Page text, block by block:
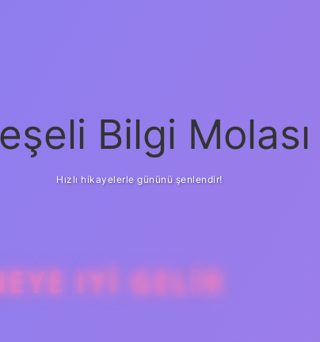
Bilgi Molası
Hızlı hikayelerle gününü şenlendir!
IYI GELIR